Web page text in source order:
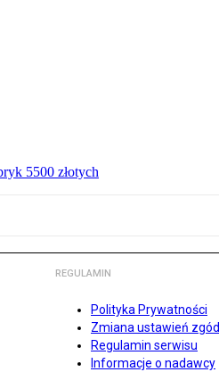
5500 złotych
REGULAMIN
Polityka Prywatności
Zmiana ustawień zgód
Regulamin serwisu
Informacje o nadawcy